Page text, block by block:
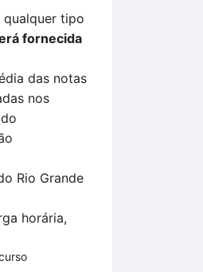
tipo
fornecida
das notas
nos
Rio Grande
horária,